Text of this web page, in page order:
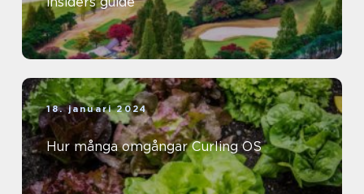
18. januari 2024
Hur många omgångar Curling OS